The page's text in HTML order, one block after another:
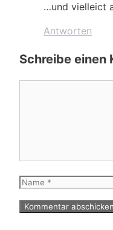
…und vielleict
Antworten
Schreibe einen
Name